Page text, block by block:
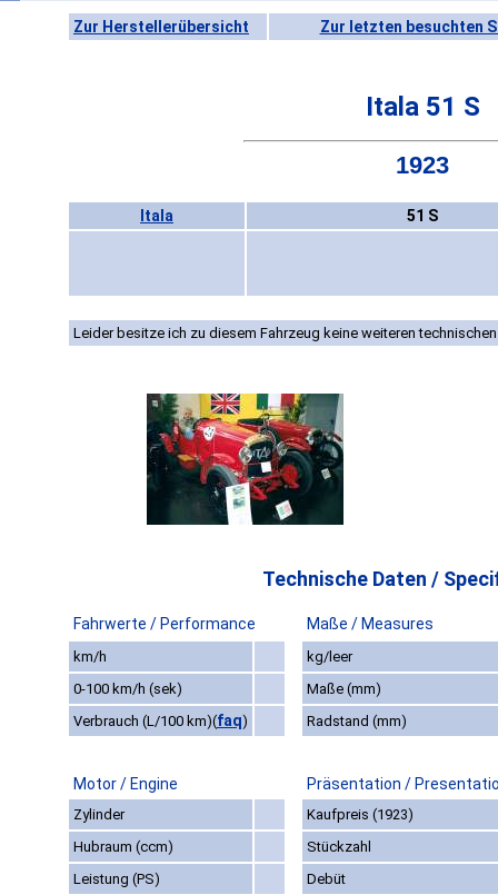
Zur Herstellerübersicht Zur letzten besuchten
Itala 51 S
1923
Itala 51 S
Leider besitze ich zu diesem Fahrzeug keine weiteren
Technische Daten /
Fahrwerte / Performance Maße / Measures
km/h
kg/leer
0-100 km/h (sek)
Maße (mm)
Verbrauch (L/100 km)(faq) Radstand (mm)
Motor / Engine Präsentation /
Zylinder
Kaufpreis (1923)
Hubraum (ccm)
Stückzahl
Leistung (PS)
Debüt